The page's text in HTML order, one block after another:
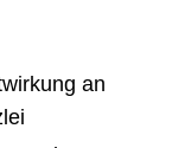
an